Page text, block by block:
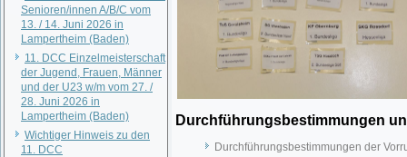
Senioren/innen A/B/C vom
13. / 14. Juni 2026 in
Lampertheim (Baden)
11. DCC Einzelmeisterschaft
der Jugend, Frauen, Männer
und der U23 w/m vom 27. /
28. Juni 2026 in
Lampertheim (Baden)
Wichtiger Hinweis zu den
11. DCC
Durchführungsbestimmungen
Durchführungsbestimmungen der